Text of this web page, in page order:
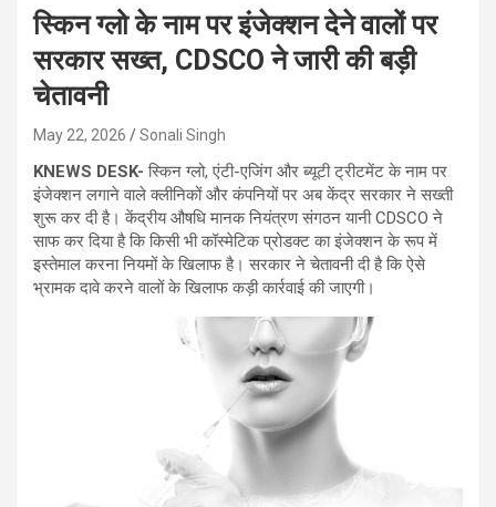
स्किन ग्लो के नाम पर इंजेक्शन देने वालों पर
सरकार सख्त, CDSCO ने जारी की बड़ी
चेतावनी
May 22, 2026 Sonali Singh
KNEWS DESK- स्किन ग्लो, एंटी-एजिंग और ब्यूटी ट्रीटमेंट के नाम पर
इंजेक्शन लगाने वाले क्लीनिकों और कंपनियों पर अब केंद्र सरकार ने सख्ती
शुरू कर दी है। केंद्रीय औषधि मानक नियंत्रण संगठन यानी CDSCO ने
साफ कर दिया है कि किसी भी कॉस्मेटिक प्रोडक्ट का इंजेक्शन के रूप में
इस्तेमाल करना नियमों के खिलाफ है। सरकार ने चेतावनी दी है कि ऐसे
भ्रामक दावे करने वालों के खिलाफ कड़ी कार्रवाई की जाएगी।